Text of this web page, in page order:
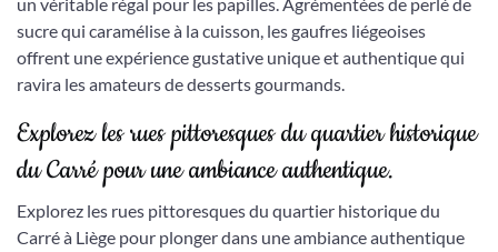
sucre qui caramélise à la cuisson, les gaufres liégeoises
offrent une expérience gustative unique et authentique qui
ravira les amateurs de desserts gourmands.
Explorez les rues pittoresques du quartier historique
du Carré pour une ambiance authentique.
Explorez les rues pittoresques du quartier historique du
Carré à Liège pour plonger dans une ambiance authentique